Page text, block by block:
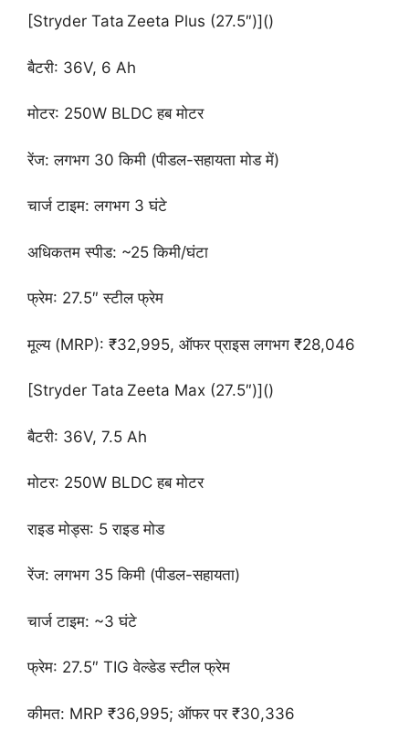
[Stryder Tata Zeeta Plus (27.5″)]()
बैटरी: 36V, 6 Ah
मोटर: 250W BLDC हब मोटर
रेंज: लगभग 30 किमी (पीडल-सहायता मोड में)
चार्ज टाइम: लगभग 3 घंटे
अधिकतम स्पीड: ~25 किमी/घंटा
फ्रेम: 27.5″ स्टील फ्रेम
मूल्य (MRP): ₹32,995, ऑफर प्राइस लगभग ₹28,046
[Stryder Tata Zeeta Max (27.5″)]()
बैटरी: 36V, 7.5 Ah
मोटर: 250W BLDC हब मोटर
राइड मोड्स: 5 राइड मोड
रेंज: लगभग 35 किमी (पीडल-सहायता)
चार्ज टाइम: ~3 घंटे
फ्रेम: 27.5″ TIG वेल्डेड स्टील फ्रेम
कीमत: MRP ₹36,995; ऑफर पर ₹30,336